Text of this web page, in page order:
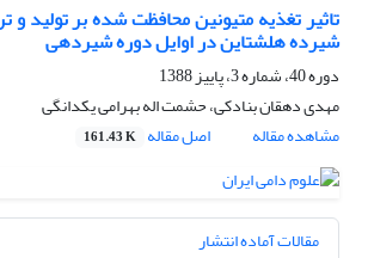
تاثیر تغذیه متیونین محافظت شده بر تولید و
شیرده هلشتاین در اوایل دوره شیردهی
دوره 40، شماره 3، پاییز 1388
مهدی دهقان بنادکی، حشمت اله بهرامی یکدانگی
مشاهده مقاله
اصل مقاله 161.43 K
مقالات آماده انتشار